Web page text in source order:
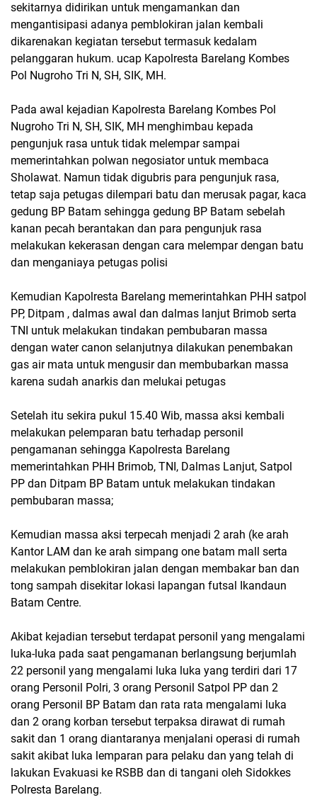
sekitarnya didirikan untuk mengamankan dan
mengantisipasi adanya pemblokiran jalan kembali
dikarenakan kegiatan tersebut termasuk kedalam
pelanggaran hukum. ucap Kapolresta Barelang Kombes
Pol Nugroho Tri N, SH, SIK, MH.
Pada awal kejadian Kapolresta Barelang Kombes Pol
Nugroho Tri N, SH, SIK, MH menghimbau kepada
pengunjuk rasa untuk tidak melempar sampai
memerintahkan polwan negosiator untuk membaca
Sholawat. Namun tidak digubris para pengunjuk rasa,
tetap saja petugas dilempari batu dan merusak pagar, kaca
gedung BP Batam sehingga gedung BP Batam sebelah
kanan pecah berantakan dan para pengunjuk rasa
melakukan kekerasan dengan cara melempar dengan batu
dan menganiaya petugas polisi
Kemudian Kapolresta Barelang memerintahkan PHH satpol
PP, Ditpam , dalmas awal dan dalmas lanjut Brimob serta
TNI untuk melakukan tindakan pembubaran massa
dengan water canon selanjutnya dilakukan penembakan
gas air mata untuk mengusir dan membubarkan massa
karena sudah anarkis dan melukai petugas
Setelah itu sekira pukul 15.40 Wib, massa aksi kembali
melakukan pelemparan batu terhadap personil
pengamanan sehingga Kapolresta Barelang
memerintahkan PHH Brimob, TNI, Dalmas Lanjut, Satpol
PP dan Ditpam BP Batam untuk melakukan tindakan
pembubaran massa;
Kemudian massa aksi terpecah menjadi 2 arah (ke arah
Kantor LAM dan ke arah simpang one batam mall serta
melakukan pemblokiran jalan dengan membakar ban dan
tong sampah disekitar lokasi lapangan futsal Ikandaun
Batam Centre.
Akibat kejadian tersebut terdapat personil yang mengalami
luka-luka pada saat pengamanan berlangsung berjumlah
22 personil yang mengalami luka luka yang terdiri dari 17
orang Personil Polri, 3 orang Personil Satpol PP dan 2
orang Personil BP Batam dan rata rata mengalami luka
dan 2 orang korban tersebut terpaksa dirawat di rumah
sakit dan 1 orang diantaranya menjalani operasi di rumah
sakit akibat luka lemparan para pelaku dan yang telah di
lakukan Evakuasi ke RSBB dan di tangani oleh Sidokkes
Polresta Barelang.